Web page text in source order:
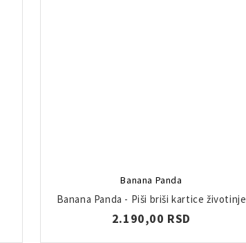
Banana Panda
Banana Panda - Piši briši kartice životinje
2.190,00 RSD